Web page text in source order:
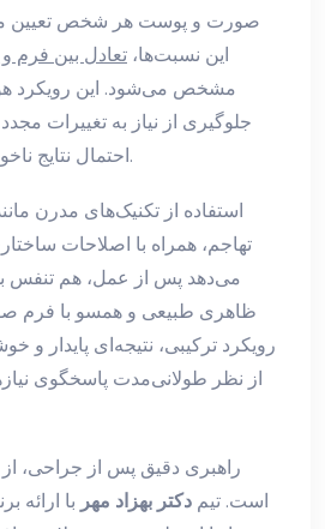
صورت و پوست هر شخص تعیین
این نسبت‌ها، تعادل بین فرم
مشخص می‌شود. این رویکرد
جلوگیری از نیاز به تغییرات
احتمال نتایج ناخوشایند را کاهش می‌دهد.
استفاده از تکنیک‌های مدرن
تهاجم، همراه با اصلاحات
می‌دهد پس از عمل، هم تنفس
ظاهری طبیعی و همسو با فرم
رویکرد ترکیبی، نتیجه‌ای پایدار و
از نظر طولانی‌مدت پاسخگوی
راهبری دقیق پس از جراحی، از
است. تیم دکتر بهزاد مهر با ارائه